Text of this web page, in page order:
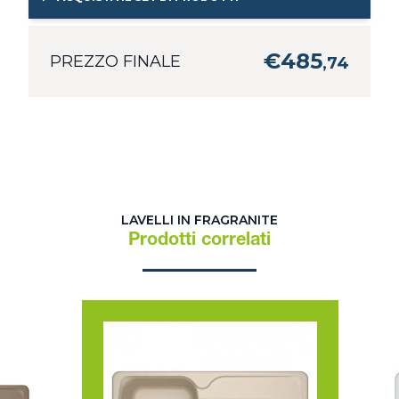
PREZZO FINALE €485,74
LAVELLI IN FRAGRANITE
Prodotti correlati